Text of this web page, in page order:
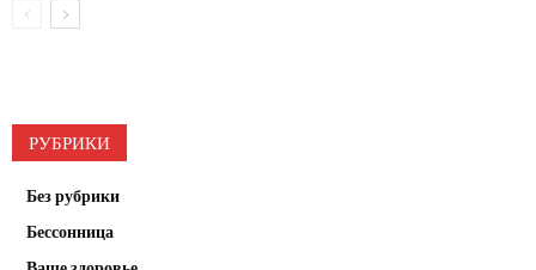
РУБРИКИ
Без рубрики
Бессонница